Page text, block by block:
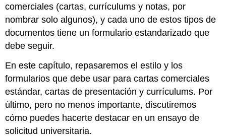
comerciales (cartas, currículums y notas, por
nombrar solo algunos), y cada uno de estos tipos de
documentos tiene un formulario estandarizado que
debe seguir.
En este capítulo, repasaremos el estilo y los
formularios que debe usar para cartas comerciales
estándar, cartas de presentación y currículums. Por
último, pero no menos importante, discutiremos
cómo puedes hacerte destacar en un ensayo de
solicitud universitaria.